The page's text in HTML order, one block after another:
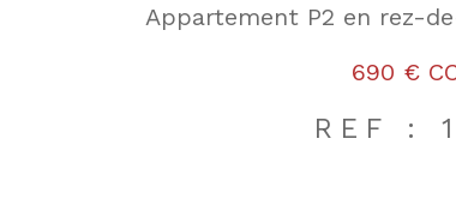
Appartement P2 en rez-
690 €
REF :